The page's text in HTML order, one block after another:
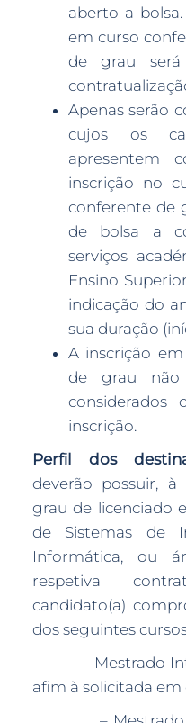
aberto a
em curso
de grau
Apenas serão
cujos os
apresentem
inscrição no
conferente de
de bolsa a
serviços
Ensino
indicação do
sua duração
A inscrição
de grau não
considerados
inscrição.
Perfil dos
deverão possuir,
grau de licenciado
de Sistemas de
Informática, ou
respetiva
candidato(a)
dos seguintes
– Mestrado
afim à solicitada em